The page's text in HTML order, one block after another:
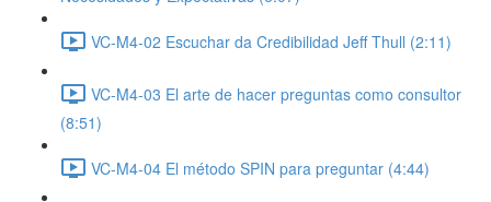
VC-M4-02 Escuchar da Credibilidad Jeff Thull (2:11)
VC-M4-03 El arte de hacer preguntas como consultor
(8:51)
VC-M4-04 El método SPIN para preguntar (4:44)